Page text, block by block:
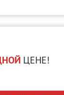
ЦЕНЕ!